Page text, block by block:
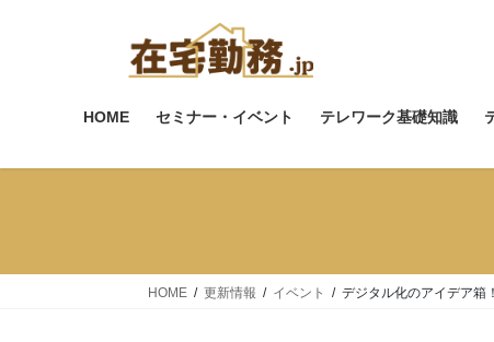
ス
ン
HOME セミナー・イベント テレワーク基礎知識
HOME 更新情報 イベント デジタル化のアイデア